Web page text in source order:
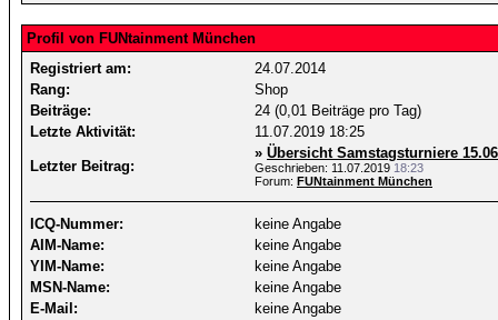
Profil von FUNtainment München
Registriert am:
24.07.2014
Rang:
Shop
Beiträge:
24 (0,01 Beiträge pro Tag)
Letzte Aktivität:
11.07.2019 18:25
Letzter Beitrag:
» Übersicht Samstagsturniere
Geschrieben: 11.07.2019 18:23
Forum: FUNtainment München
ICQ-Nummer:
keine Angabe
AIM-Name:
keine Angabe
YIM-Name:
keine Angabe
MSN-Name:
keine Angabe
E-Mail:
keine Angabe